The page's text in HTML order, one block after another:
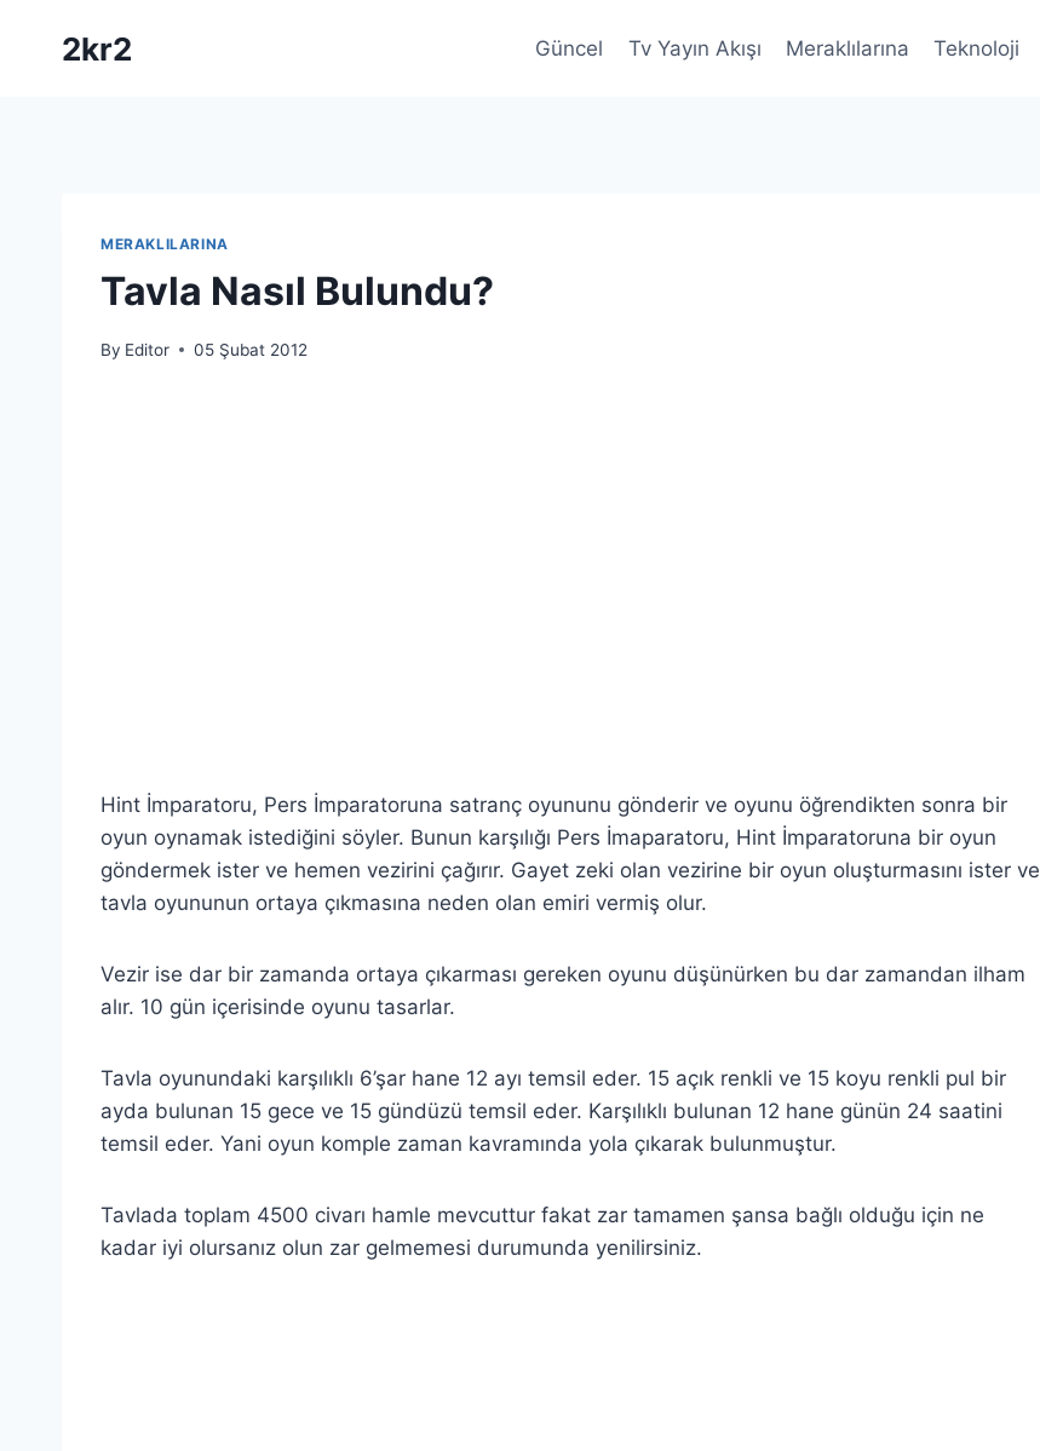
2kr2 Güncel Tv Yayın Akışı Meraklılarına Teknoloji
MERAKLILARINA
Tavla Nasıl Bulundu?
By Editor 05 Şubat 2012
Hint İmparatoru, Pers İmparatoruna satranç oyununu gönderir ve oyunu öğrendikten sonra bir
oyun oynamak istediğini söyler. Bunun karşılığı Pers İmaparatoru, Hint İmparatoruna bir oyun
göndermek ister ve hemen vezirini çağırır. Gayet zeki olan vezirine bir oyun oluşturmasını ister ve
tavla oyununun ortaya çıkmasına neden olan emiri vermiş olur.
Vezir ise dar bir zamanda ortaya çıkarması gereken oyunu düşünürken bu dar zamandan ilham
alır. 10 gün içerisinde oyunu tasarlar.
Tavla oyunundaki karşılıklı 6’şar hane 12 ayı temsil eder. 15 açık renkli ve 15 koyu renkli pul bir
ayda bulunan 15 gece ve 15 gündüzü temsil eder. Karşılıklı bulunan 12 hane günün 24 saatini
temsil eder. Yani oyun komple zaman kavramında yola çıkarak bulunmuştur.
Tavlada toplam 4500 civarı hamle mevcuttur fakat zar tamamen şansa bağlı olduğu için ne
kadar iyi olursanız olun zar gelmemesi durumunda yenilirsiniz.